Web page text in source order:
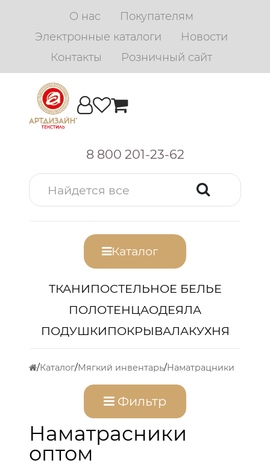
О нас
Покупателям
Электронные каталоги
Новости
Контакты
Розничный сайт
8 800 201-23-62
Каталог
ТКАНИПОСТЕЛЬНОЕ БЕЛЬЕ
ПОЛОТЕНЦАОДЕЯЛА
ПОДУШКИПОКРЫВАЛАКУХНЯ
Каталог Мягкий инвентарь Наматрацники
Фильтр
Наматрасники
оптом